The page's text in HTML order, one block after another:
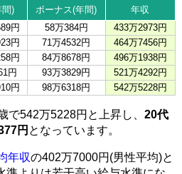
間) ボーナス(年間)
年収
円 58万384円
433万2973円
円 71万4532円
464万7456円
円 84万8678円
496万1938円
円 93万3829円
521万4292円
円 98万6318円 542万5228円
で542万5228円と上昇し、 20代
円 となっています。
年収の402万7000円(男性平均)と